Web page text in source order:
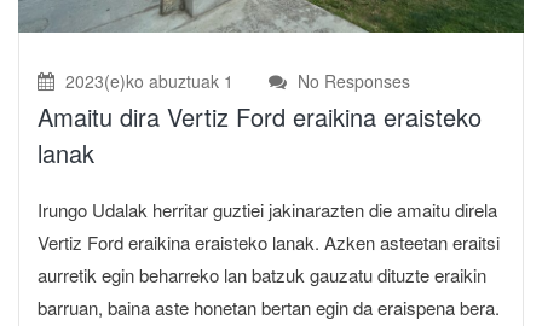
2023(e)ko abuztuak 1 No Responses
Amaitu dira Vertiz Ford eraikina eraisteko
lanak
Irungo Udalak herritar guztiei jakinarazten die amaitu direla
Vertiz Ford eraikina eraisteko lanak. Azken asteetan eraitsi
aurretik egin beharreko lan batzuk gauzatu dituzte eraikin
barruan, baina aste honetan bertan egin da eraispena bera.